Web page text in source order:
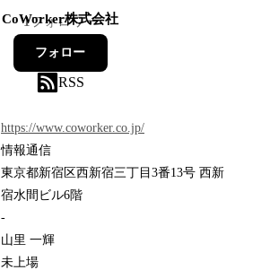
CoWorker株式会社
1フォロワー
フォロー
RSS
https://www.coworker.co.jp/
情報通信
東京都新宿区西新宿三丁目3番13号 西新
宿水間ビル6階
-
山里 一輝
未上場